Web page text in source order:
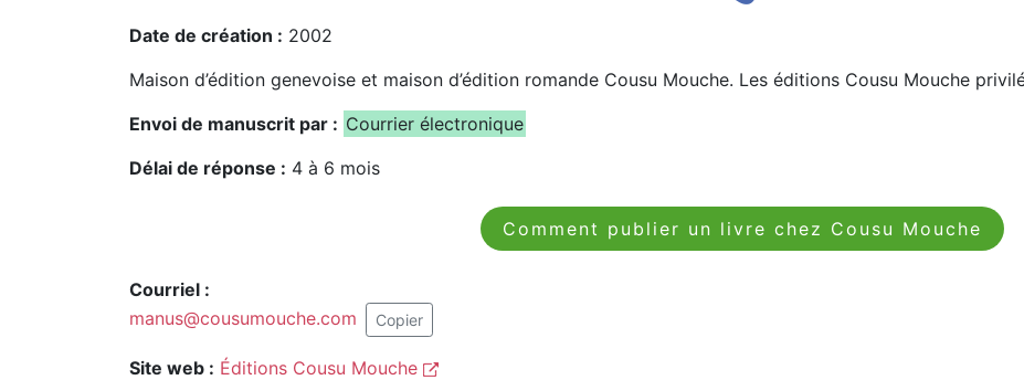
Date de création : 2002
Maison d’édition genevoise et maison d’édition romande Cousu Mouche. Les éditions Cousu Mouche
Envoi de manuscrit par : Courrier électronique
Délai de réponse : 4 à 6 mois
Comment publier un livre chez Cousu Mouche
Courriel :
manus@cousumouche.com
Copier
Site web : Éditions Cousu Mouche